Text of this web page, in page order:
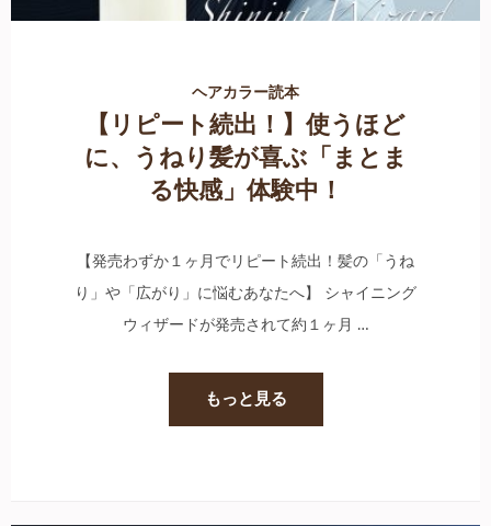
ヘアカラー読本
【リピート続出！】使うほど
に、うねり髪が喜ぶ「まとま
る快感」体験中！
【発売わずか１ヶ月でリピート続出！髪の「うね
り」や「広がり」に悩むあなたへ】 シャイニング
ウィザードが発売されて約１ヶ月 …
もっと見る